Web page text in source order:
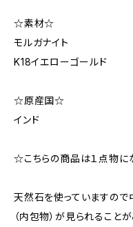
☆素材☆
モルガナイト
K18イエローゴールド
☆原産国☆
インド
☆こちらの商品は１点物に
天然石を使っていますので
（内包物）が見られること